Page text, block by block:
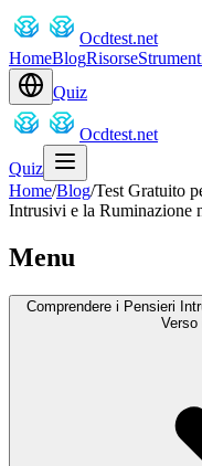
Ocdtest.net
HomeBlogRisorse
Quiz
Ocdtest.net
Quiz
Home/Blog/Test Gratuito
Intrusivi e la Ruminazione
Menu
Comprendere i Pensieri
Verso